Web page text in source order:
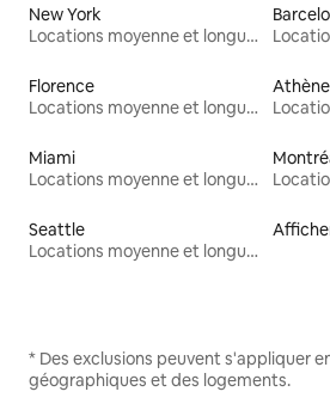
New York
Locations moyenne et longue durée
Florence
Locations moyenne et longue durée
Miami
Locations moyenne et longue durée
Seattle
Locations moyenne et longue durée
* Des exclusions peuvent s'appliquer
géographiques et des logements.